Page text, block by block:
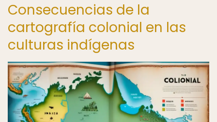
Consecuencias de la
cartografía colonial en las
culturas indígenas